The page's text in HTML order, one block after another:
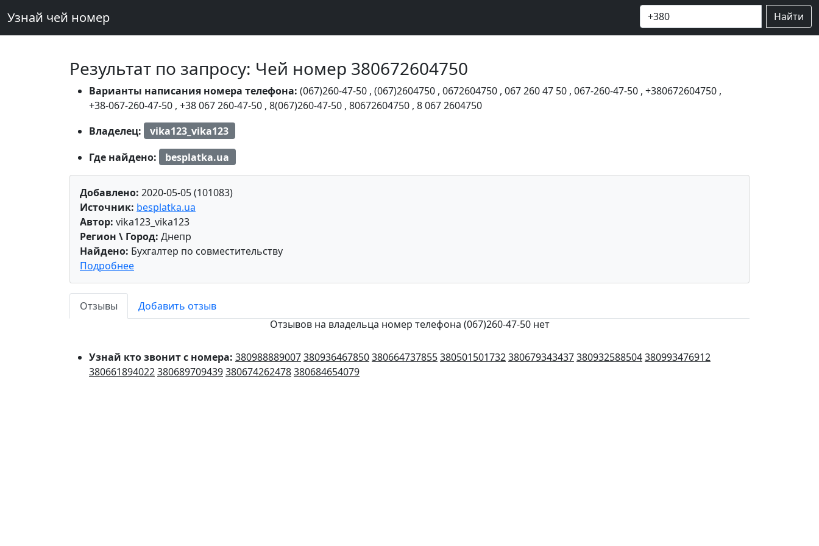
Узнай чей номер Найти
Результат по запросу: Чей номер 380672604750
Варианты написания номера телефона: (067)260-47-50 , (067)2604750 , 0672604750 , 067 260 47 50 , 067-260-47-50 , +380672604750 ,
+38-067-260-47-50 , +38 067 260-47-50 , 8(067)260-47-50 , 80672604750 , 8 067 2604750
Владелец:
vika123_vika123
Где найдено:
besplatka.ua
Добавлено: 2020-05-05 (101083)
Источник: besplatka.ua
Автор: vika123_vika123
Регион \ Город: Днепр
Найдено: Бухгалтер по совместительству
Подробнее
Отзывы
Добавить отзыв
Отзывов на владельца номер телефона (067)260-47-50 нет
Узнай кто звонит с номера: 380988889007380936467850380664737855380501501732380679343437380932588504380993476912
380661894022380689709439380674262478380684654079